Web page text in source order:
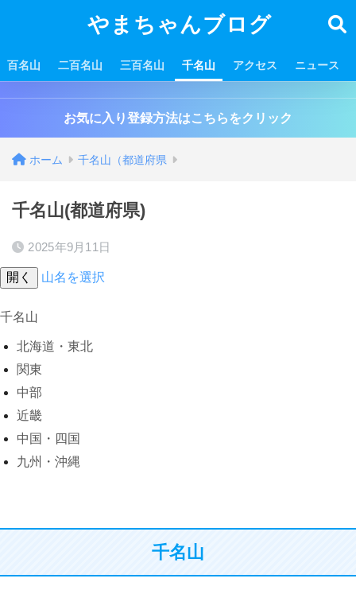
やまちゃんブログ
百名山 二百名山 三百名山 千名山 アクセス ニュース
お気に入り登録方法はこちらをクリック
ホーム 千名山（都道府県
千名山(都道府県)
2025年9月11日
開く 山名を選択
千名山
北海道・東北
関東
中部
近畿
中国・四国
九州・沖縄
千名山